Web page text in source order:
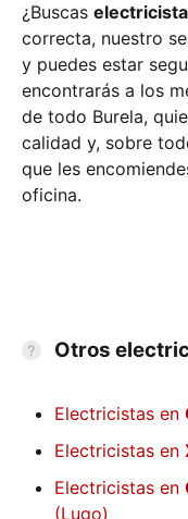
¿Buscas
correcta, nuestro
y puedes estar
encontrarás a los
de todo Burela,
calidad y, sobre
que les
oficina.
Otros
Electricistas en
Electricistas en
Electricistas en
(Lugo)